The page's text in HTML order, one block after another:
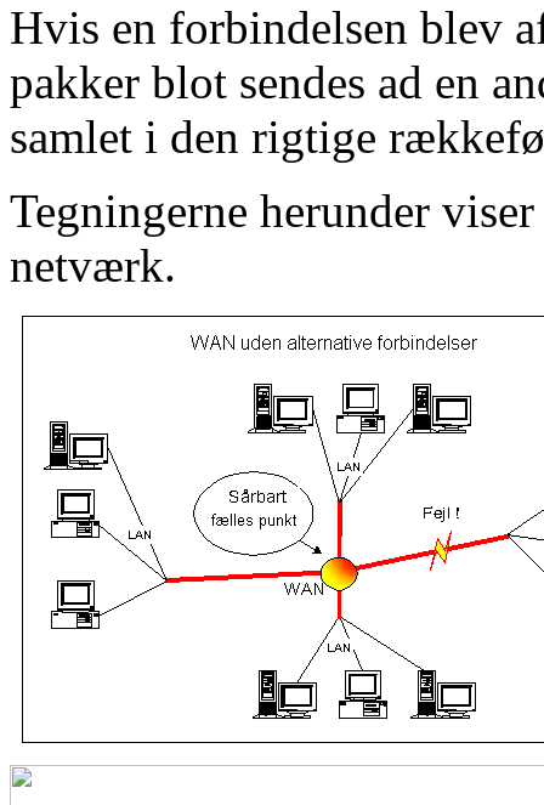
Hvis en forbindelsen blev
pakker blot sendes ad en
samlet i den rigtige
Tegningerne herunder
netværk.